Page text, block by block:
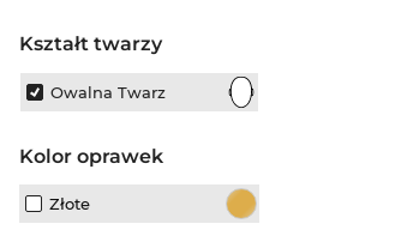
kształt twarzy
Owalna Twarz
kolor oprawek
Złote